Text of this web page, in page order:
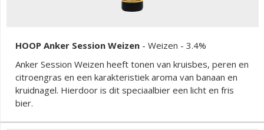
HOOP Anker Session Weizen - Weizen - 3.4%
Anker Session Weizen heeft tonen van kruisbes, peren en
citroengras en een karakteristiek aroma van banaan en
kruidnagel. Hierdoor is dit speciaalbier een licht en fris
bier.